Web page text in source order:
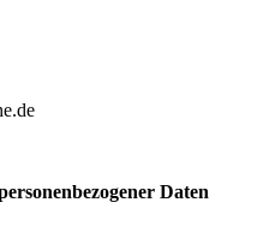
Daten